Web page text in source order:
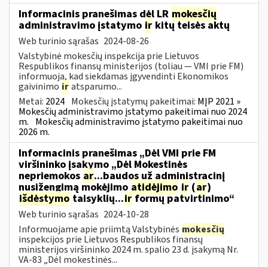
Informacinis pranešimas dėl LR mokesčių
administravimo įstatymo ir kitų teisės aktų
Web turinio sąrašas 2024-08-26
Valstybinė mokesčių inspekcija prie Lietuvos
Respublikos finansų ministerijos (toliau — VMI prie FM)
informuoja, kad siekdamas įgyvendinti Ekonomikos
gaivinimo iratsparumo...
Metai: 2024 Mokesčių įstatymų pakeitimai: MĮP 2021 »
Mokesčių administravimo įstatymo pakeitimai nuo 2024
m. Mokesčių administravimo įstatymo pakeitimai nuo
2026 m.
Informacinis pranešimas „Dėl VMI prie FM
viršininko įsakymo „Dėl Mokestinės
nepriemokos ar...baudos už administracinį
nusižengimą mokėjimo atidėjimo ir (ar)
išdėstymo taisyklių...irformų patvirtinimo“
Web turinio sąrašas 2024-10-28
Informuojame apie priimtą Valstybinės mokesčių
inspekcijos prie Lietuvos Respublikos finansų
ministerijos viršininko 2024 m. spalio 23 d. įsakymą Nr.
VA-83 „Dėl mokestinės...